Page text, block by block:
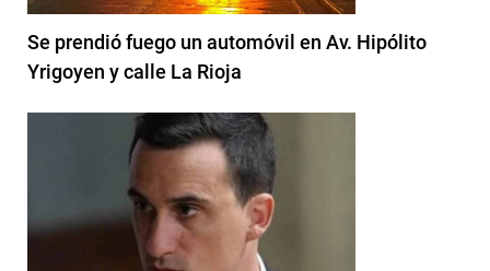
Se prendió fuego un automóvil en Av. Hipólito
Yrigoyen y calle La Rioja